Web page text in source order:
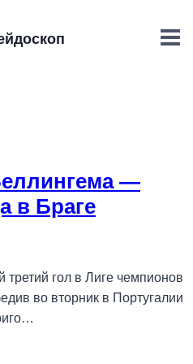
—
в Браге
гол в Лиге чемпионов
во вторник в Португалии